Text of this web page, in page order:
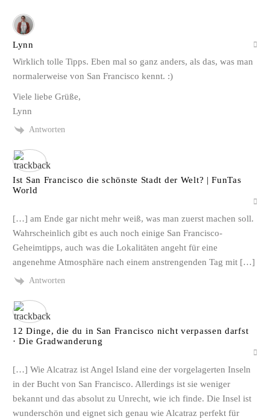
Lynn
Wirklich tolle Tipps. Eben mal so ganz anders, als das, was man
normalerweise von San Francisco kennt. :)
Viele liebe Grüße,
Lynn
Antworten
Ist San Francisco die schönste Stadt der Welt? | FunTas
World
[…] am Ende gar nicht mehr weiß, was man zuerst machen soll.
Wahrscheinlich gibt es auch noch einige San Francisco-
Geheimtipps, auch was die Lokalitäten angeht für eine
angenehme Atmosphäre nach einem anstrengenden Tag mit […]
Antworten
12 Dinge, die du in San Francisco nicht verpassen darfst
· Die Gradwanderung
[…] Wie Alcatraz ist Angel Island eine der vorgelagerten Inseln
in der Bucht von San Francisco. Allerdings ist sie weniger
bekannt und das absolut zu Unrecht, wie ich finde. Die Insel ist
wunderschön und eignet sich genau wie Alcatraz perfekt für